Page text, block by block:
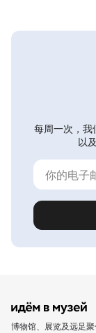
每周一次，我
以
博物馆、展览及远足